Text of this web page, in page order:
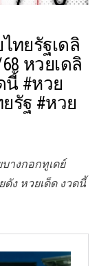
ทยรัฐเดลิ
หวยเดลิ
นี้ #หวย
รัฐ #หวย
างกอกทูเดย์
ง หวยเด็ด งวดนี้